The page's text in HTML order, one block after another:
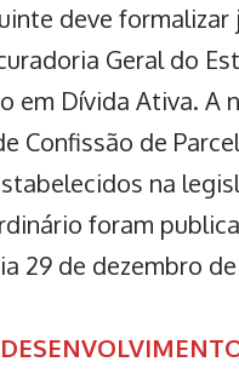
deve formalizar
Geral do
em Dívida Ativa. A
Confissão de
na
foram
29 de dezembro